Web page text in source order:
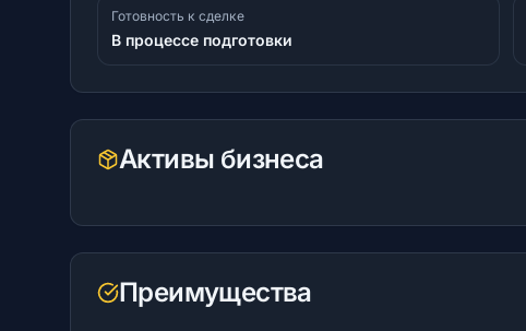
Готовность к сделке
В процессе подготовки
Активы бизнеса
Преимущества